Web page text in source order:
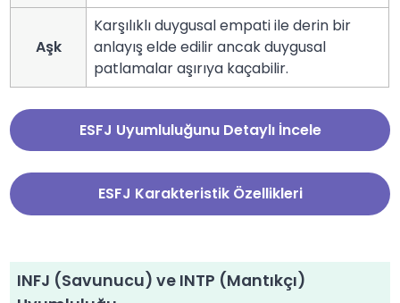
Aşk
Karşılıklı duygusal empati ile derin bir
anlayış elde edilir ancak duygusal
patlamalar aşırıya kaçabilir.
ESFJ Uyumluluğunu Detaylı İncele
ESFJ Karakteristik Özellikleri
INFJ (Savunucu) ve INTP (Mantıkçı)